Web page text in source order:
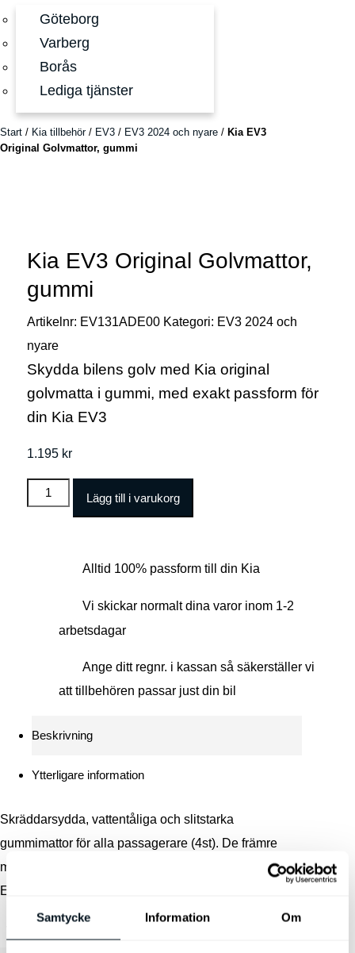
Samtycke Information Om
Göteborg
Varberg
Borås
Lediga tjänster
Start / Kia tillbehör/ EV3 / EV3 2024 och nyare / Kia EV3
Original Golvmattor, gummi
Kia EV3 Original Golvmattor,
gummi
Artikelnr: EV131ADE00 Kategori: EV3 2024 och
nyare
Skydda bilens golv med Kia original
golvmatta i gummi, med exakt passform för
din Kia EV3
1.195 kr
Golvmattor,
Lägg till i varukorg
Alltid 100% passform till din Kia
Vi skickar normalt dina varor inom 1-2
arbetsdagar
Ange ditt regnr. i kassan så säkerställer vi
att tillbehören passar just din bil
Beskrivning
Ytterligare information
Skräddarsydda, vattentåliga och slitstarka
gummimattor för alla passagerare (4st). De främre
mattorna med Kia logotyp präglad. Passar nya Kia
EV3